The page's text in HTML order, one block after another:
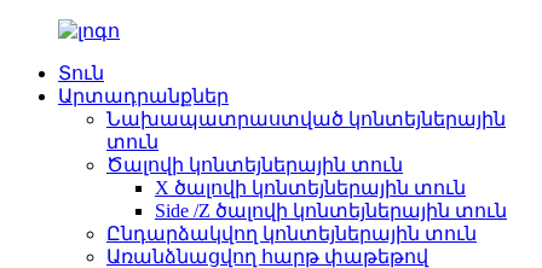
Տուն
Արտադրանքներ
Նախապատրաստված կոնտեյներային
տուն
Ծալովի կոնտեյներային տուն
X ծալովի կոնտեյներային տուն
Side /Z ծալովի կոնտեյներային տուն
Ընդարձակվող կոնտեյներային տուն
Առանձնացվող հարթ փաթեթով